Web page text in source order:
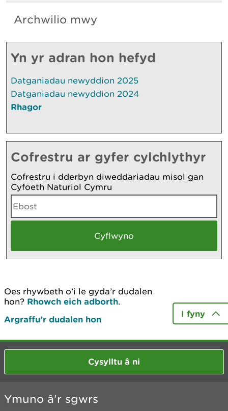
Archwilio mwy
Yn yr adran hon hefyd
Datganiadau newyddion 2025
Datganiadau newyddion 2024
Rhagor
Cofrestru ar gyfer cylchlythyr
Cofrestru i dderbyn diweddariadau misol gan
Cyfoeth Naturiol Cymru
Oes rhywbeth o’i le gyda’r dudalen
hon? Rhowch eich adborth.
Argraffu’r dudalen hon
I fyny
Cysylltu â ni
Ymuno â'r sgwrs